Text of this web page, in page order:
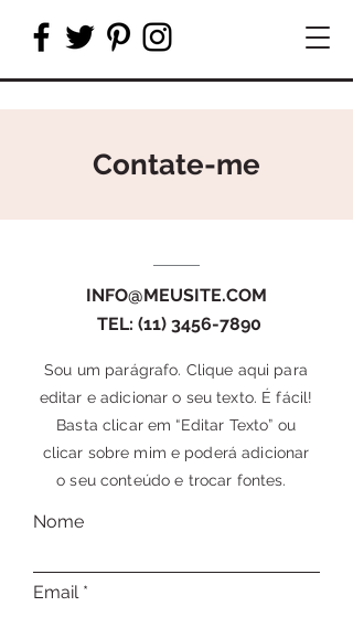
Contate-me
INFO@MEUSITE.COM
TEL: (11) 3456-7890
Sou um parágrafo. Clique aqui para
editar e adicionar o seu texto. É fácil!
Basta clicar em “Editar Texto” ou
clicar sobre mim e poderá adicionar
o seu conteúdo e trocar fontes.
Nome
Email